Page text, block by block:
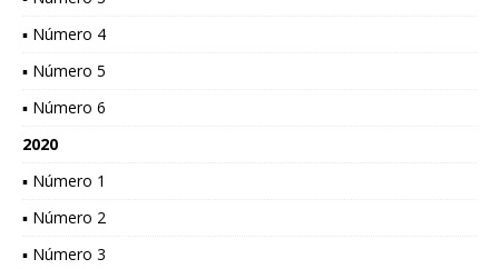
▪ Número 4
▪ Número 5
▪ Número 6
2020
▪ Número 1
▪ Número 2
▪ Número 3